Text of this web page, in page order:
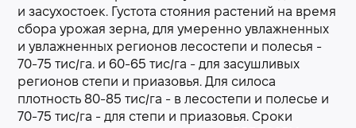
и засухостоек. Густота стояния растений на время
сбора урожая зерна, для умеренно увлажненных
и увлажненных регионов лесостепи и полесья -
70-75 тис/га. и 60-65 тис/га - для засушливых
регионов степи и приазовья. Для силоса
плотность 80-85 тис/га - в лесостепи и полесье и
70-75 тис/га - для степи и приазовья. Сроки